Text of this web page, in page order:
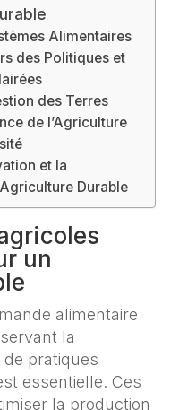
Alimentaires
des Politiques et
des Terres
de l’Agriculture
et la
Durable
un
alimentaire
la
de pratiques
essentielle. Ces
la production